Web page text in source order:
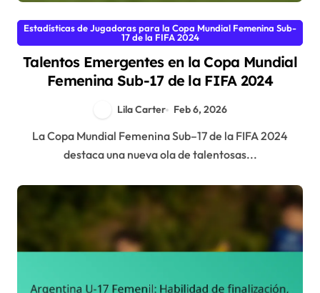
Estadísticas de Jugadoras para la Copa Mundial Femenina Sub-
17 de la FIFA 2024
Talentos Emergentes en la Copa Mundial
Femenina Sub-17 de la FIFA 2024
Lila Carter Feb 6, 2026
La Copa Mundial Femenina Sub–17 de la FIFA 2024
destaca una nueva ola de talentosas...